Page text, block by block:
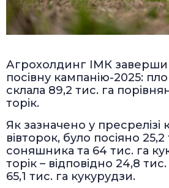
Агрохолдинг ІМК
посівну кампанію-2025:
склала 89,2 тис. га
торік.
Як зазначено у пресрелізі
вівторок, було посіяно 25,2
соняшника та 64 тис. га
торік – відповідно 24,8
65,1 тис. га кукурудзи.